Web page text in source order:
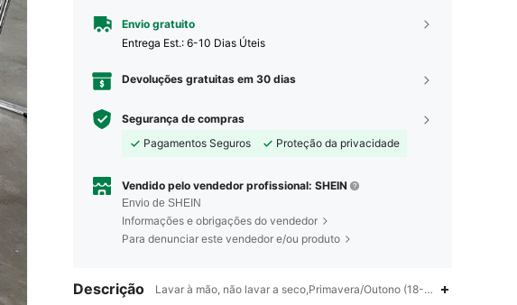
Envio gratuito
Entrega Est.: 6-10 Dias Úteis
Devoluções gratuitas em 30 dias
Segurança de compras
Pagamentos Seguros
Proteção da privacidade
Vendido pelo vendedor profissional: SHEIN
Envio de SHEIN
Informações e obrigações do vendedor
Para denunciar este vendedor e/ou produto
Descrição Lavar à mão, não lavar a seco,Primavera/Outono (18-25/63-77),Tecido